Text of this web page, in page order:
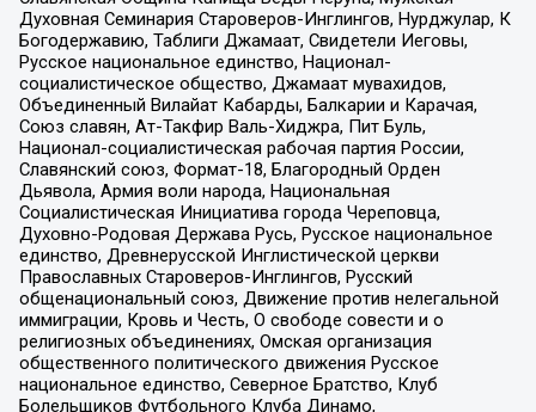
Духовная Семинария Староверов-Инглингов, Нурджулар, К
Богодержавию, Таблиги Джамаат, Свидетели Иеговы,
Русское национальное единство, Национал-
социалистическое общество, Джамаат мувахидов,
Объединенный Вилайат Кабарды, Балкарии и Карачая,
Союз славян, Ат-Такфир Валь-Хиджра, Пит Буль,
Национал-социалистическая рабочая партия России,
Славянский союз, Формат-18, Благородный Орден
Дьявола, Армия воли народа, Национальная
Социалистическая Инициатива города Череповца,
Духовно-Родовая Держава Русь, Русское национальное
единство, Древнерусской Инглистической церкви
Православных Староверов-Инглингов, Русский
общенациональный союз, Движение против нелегальной
иммиграции, Кровь и Честь, О свободе совести и о
религиозных объединениях, Омская организация
общественного политического движения Русское
национальное единство, Северное Братство, Клуб
Болельщиков Футбольного Клуба Динамо,